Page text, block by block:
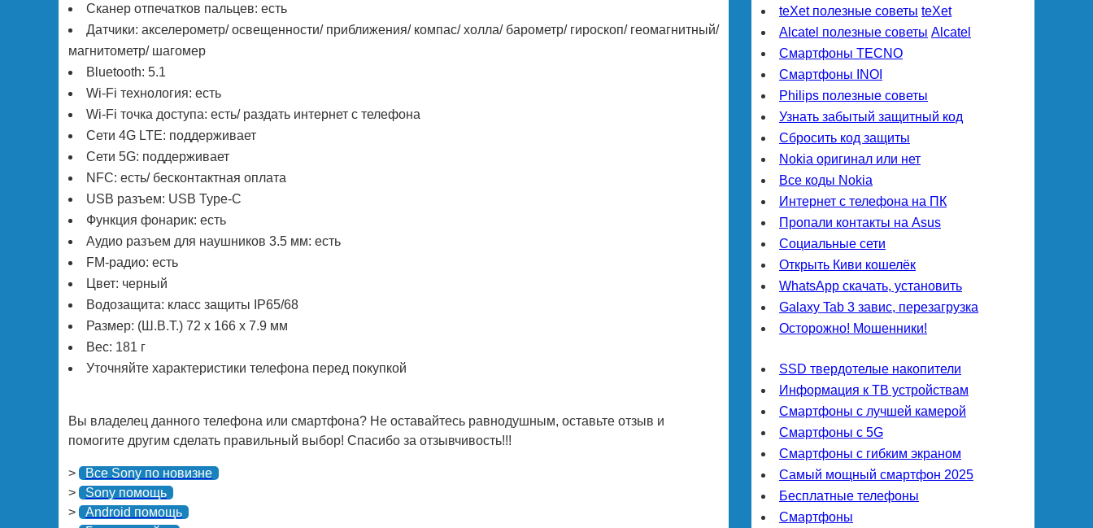
Сканер отпечатков пальцев: есть
Датчики: акселерометр/ освещенности/ приближения/ компас/ холла/ барометр/ гироскоп/ геомагнитный/
магнитометр/ шагомер
Bluetooth: 5.1
Wi-Fi технология: есть
Wi-Fi точка доступа: есть/ раздать интернет с телефона
Сети 4G LTE: поддерживает
Сети 5G: поддерживает
NFC: есть/ бесконтактная оплата
USB разъем: USB Type-C
Функция фонарик: есть
Аудио разъем для наушников 3.5 мм: есть
FM-радио: есть
Цвет: черный
Водозащита: класс защиты IP65/68
Размер: (Ш.В.Т.) 72 х 166 х 7.9 мм
Вес: 181 г
Уточняйте характеристики телефона перед покупкой
Вы владелец данного телефона или смартфона? Не оставайтесь равнодушным, оставьте отзыв и
помогите другим сделать правильный выбор! Спасибо за отзывчивость!!!
>
Все Sony по новизне
>
Sony помощь
>
Android помощь
teXet полезные советы teXet
Alcatel полезные советы Alcatel
Смартфоны TECNO
Смартфоны INOI
Philips полезные советы
Узнать забытый защитный код
Сбросить код защиты
Nokia оригинал или нет
Все коды Nokia
Интернет с телефона на ПК
Пропали контакты на Asus
Социальные сети
Открыть Киви кошелёк
WhatsApp скачать, установить
Galaxy Tab 3 завис, перезагрузка
Осторожно! Мошенники!
SSD твердотелые накопители
Информация к ТВ устройствам
Смартфоны с лучшей камерой
Смартфоны с 5G
Смартфоны с гибким экраном
Самый мощный смартфон 2025
Бесплатные телефоны
Смартфоны